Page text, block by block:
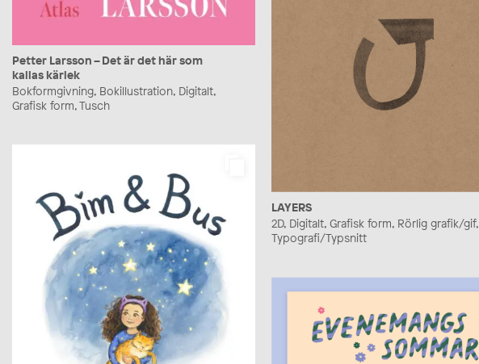
Petter Larsson – Det är det här som
kallas kärlek
Bokformgivning, Bokillustration, Digitalt,
Grafisk form, Tusch
LAYERS
2D, Digitalt, Grafisk form, Rörlig grafik/gif,
Typografi/Typsnitt